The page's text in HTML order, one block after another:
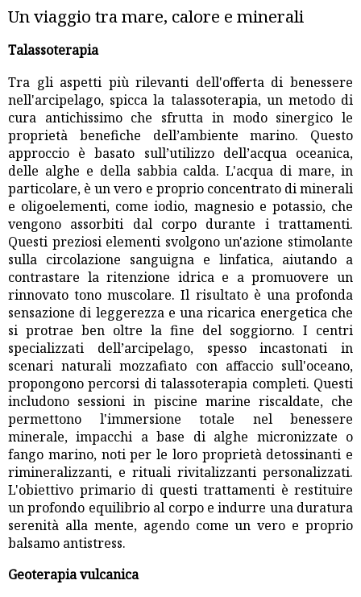
Un viaggio tra mare, calore e minerali
Talassoterapia
Tra gli aspetti più rilevanti dell'offerta di benessere
nell'arcipelago, spicca la talassoterapia, un metodo di
cura antichissimo che sfrutta in modo sinergico le
proprietà benefiche dell’ambiente marino. Questo
approccio è basato sull’utilizzo dell’acqua oceanica,
delle alghe e della sabbia calda. L'acqua di mare, in
particolare, è un vero e proprio concentrato di minerali
e oligoelementi, come iodio, magnesio e potassio, che
vengono assorbiti dal corpo durante i trattamenti.
Questi preziosi elementi svolgono un'azione stimolante
sulla circolazione sanguigna e linfatica, aiutando a
contrastare la ritenzione idrica e a promuovere un
rinnovato tono muscolare. Il risultato è una profonda
sensazione di leggerezza e una ricarica energetica che
si protrae ben oltre la fine del soggiorno. I centri
specializzati dell’arcipelago, spesso incastonati in
scenari naturali mozzafiato con affaccio sull'oceano,
propongono percorsi di talassoterapia completi. Questi
includono sessioni in piscine marine riscaldate, che
permettono l'immersione totale nel benessere
minerale, impacchi a base di alghe micronizzate o
fango marino, noti per le loro proprietà detossinanti e
rimineralizzanti, e rituali rivitalizzanti personalizzati.
L'obiettivo primario di questi trattamenti è restituire
un profondo equilibrio al corpo e indurre una duratura
serenità alla mente, agendo come un vero e proprio
balsamo antistress.
Geoterapia vulcanica